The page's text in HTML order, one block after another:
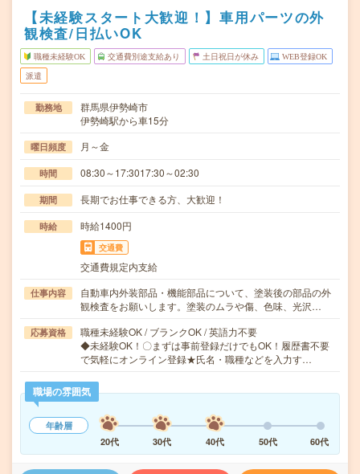
【未経験スタート大歓迎！】車用パーツの外
観検査/日払いOK
職種未経験OK 交通費別途支給あり 土日祝日が休み WEB登録OK
派遣
勤務地
群馬県伊勢崎市
伊勢崎駅から車15分
曜日頻度 月～金
時間 08:30～17:3017:30～02:30
期間 長期でお仕事できる方、大歓迎！
時給 時給1400円
交通費
交通費規定内支給
仕事内容
自動車内外装部品・機能部品について、塗装後の部品の外
観検査をお願いします。塗装のムラや傷、色味、光沢…
応募資格
職種未経験OK / ブランクOK / 英語力不要
◆未経験OK！〇まずは事前登録だけでもOK！履歴書不要
で気軽にオンライン登録★氏名・職種などを入力す…
職場の雰囲気
年齢層
20代
30代 40代 50代 60代